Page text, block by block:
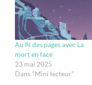
Au fil des pages avec La
mort en face
23 mai 2025
Dans "Mini lecteur"